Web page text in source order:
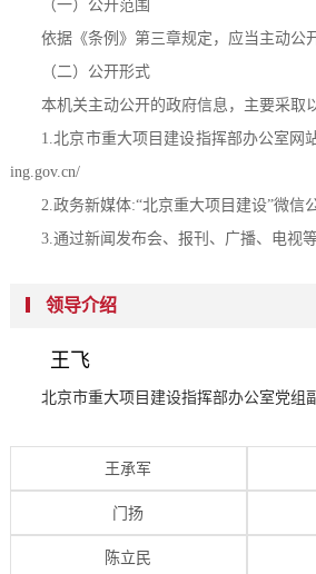
（一）公开范围
依据《条例》第三章规定，应当主动公开
（二）公开形式
本机关主动公开的政府信息，主要采取以
1.北京市重大项目建设指挥部办公室网站
ing.gov.cn/
2.政务新媒体:“北京重大项目建设”微信
3.通过新闻发布会、报刊、广播、电视等
本机关主动公开的政府信息，将在信息形
其规定。
二、依申请公开
请公开北京市重大项目建设指挥部办公室的
（一）申请接收渠道
1.当面提交
领导介绍
王飞
北京市重大项目建设指挥部办公室党组
王承军
门扬
陈立民